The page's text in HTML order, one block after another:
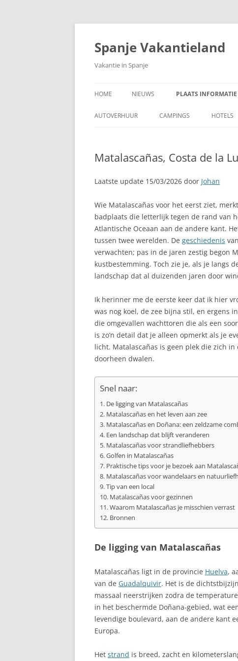
Ga
inhoud
Spanje Vakantieland
Vakantie in Spanje
HOME NIEUWS PLAATS INFORMATIE
A CORUÑA, PAREL
AJUY, FUERTEVENTRA:
ALCALÁ DE HENARES
ALCUDIA, MALLORCA
ALEGRANZA
ALHAMBRA TIJDLOOS
ALICANTE, COSTA
ALMUÑÉCAR,
ALPUJARRAS, STREEK
NEVADA
ALTAFULLA, COSTA
ALTEA: PAREL VAN DE
ANDALUSIË,
ANDORRA
ANTIGUA
ARAGON
ARANJUEZ
AUTOVERHUUR CAMPINGS HOTELS
Matalascañas, Costa de la
Laatste update 15/03/2026 door Johan
Wie Matalascañas voor het eerst ziet,
badplaats die letterlijk tegen de rand van
Atlantische Oceaan aan de andere kant.
tussen twee werelden. De geschiedenis
verwachten; pas in de jaren zestig begon
kustbestemming. Toch zie je, als je langs
landschap dat al duizenden jaren door
Ik herinner me de eerste keer dat ik hier
was nog koel, de zee bijna stil, en ergens
die omgevallen wachttoren die als een
is zo’n detail dat je alleen opmerkt als je
licht. Matalascañas is geen plek die zich
doorheen dwalen.
Snel naar:
De ligging van Matalascañas
Matalascañas en het leven aan zee
Matalascañas en Doñana: een zeldzame
Een landschap dat blijft veranderen
Matalascañas voor strandliefhebbers
Golfen in Matalascañas
Praktische tips voor je bezoek aan
Matalascañas voor wandelaars en
Tip van een local
Matalascañas voor gezinnen
Waarom Matalascañas je misschien verrast
Bronnen
De ligging van Matalascañas
Matalascañas ligt in de provincie Huelva,
van de Guadalquivir. Het is de
massaal neerstrijken zodra de
in het beschermde Doñana‑gebied, wat
levendige boulevard, aan de andere kant
Europa.
Het strand is breed, zacht en